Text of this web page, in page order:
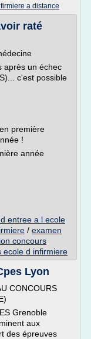
a distance
raté
après un échec
c'est possible
première
!
année
entree a l ecole
/ examen
concours
ecole d infirmiere
Lyon
CONCOURS
Grenoble
aux
des épreuves